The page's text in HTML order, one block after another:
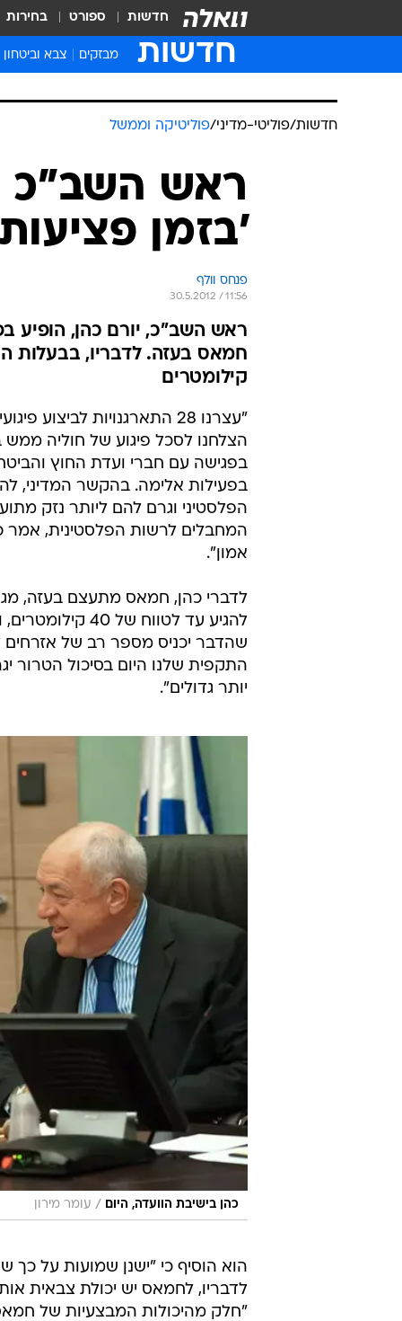
חדשות ספורט בחירות
חדשות מבזקים צבא וביטחון
ראש השב"כ
'בזמן
30.5.2012 / 11:56
ראש השב"כ, יורם כהן, הופיע
הצלחנו לסכל פיגוע של חוליה
בפגישה עם חברי ועדת החוץ
בפעילות אלימה. בהקשר המדיני,
להגיע עד
שהדבר יכניס מספר רב של אזרחים
התקפית שלנו היום בסיכול הטרור